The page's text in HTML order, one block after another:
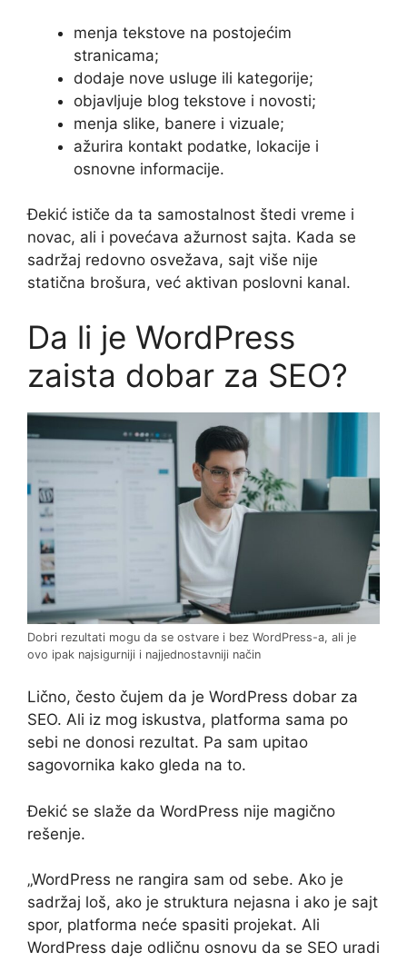
menja tekstove na postojećim
stranicama;
dodaje nove usluge ili kategorije;
objavljuje blog tekstove i novosti;
menja slike, banere i vizuale;
ažurira kontakt podatke, lokacije i
osnovne informacije.
Đekić ističe da ta samostalnost štedi vreme i
novac, ali i povećava ažurnost sajta. Kada se
sadržaj redovno osvežava, sajt više nije
statična brošura, već aktivan poslovni kanal.
Da li je WordPress
zaista dobar za SEO?
Dobri rezultati mogu da se ostvare i bez WordPress-a, ali je
ovo ipak najsigurniji i najjednostavniji način
Lično, često čujem da je WordPress dobar za
SEO. Ali iz mog iskustva, platforma sama po
sebi ne donosi rezultat. Pa sam upitao
sagovornika kako gleda na to.
Đekić se slaže da WordPress nije magično
rešenje.
„WordPress ne rangira sam od sebe. Ako je
sadržaj loš, ako je struktura nejasna i ako je sajt
spor, platforma neće spasiti projekat. Ali
WordPress daje odličnu osnovu da se SEO uradi